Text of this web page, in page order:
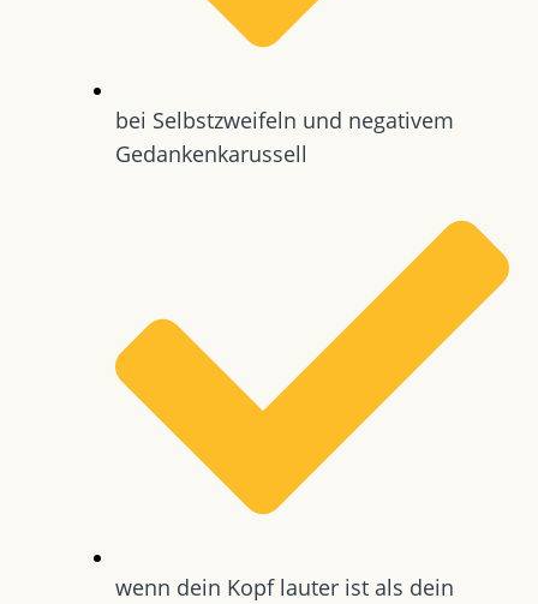
bei Selbstzweifeln und negativem
Gedankenkarussell
wenn dein Kopf lauter ist als dein